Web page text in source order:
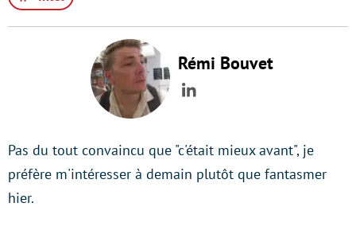
Rémi Bouvet
LinkedIn
Pas du tout convaincu que "c'était mieux avant", je
préfère m'intéresser à demain plutôt que fantasmer
hier.